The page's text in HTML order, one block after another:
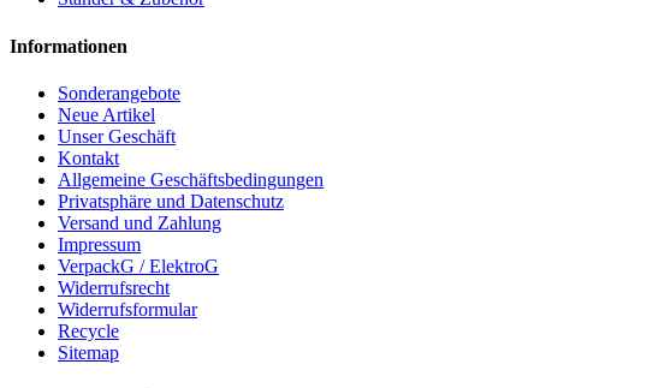
Informationen
Sonderangebote
Neue Artikel
Unser Geschäft
Kontakt
Allgemeine Geschäftsbedingungen
Privatsphäre und Datenschutz
Versand und Zahlung
Impressum
VerpackG / ElektroG
Widerrufsrecht
Widerrufsformular
Recycle
Sitemap